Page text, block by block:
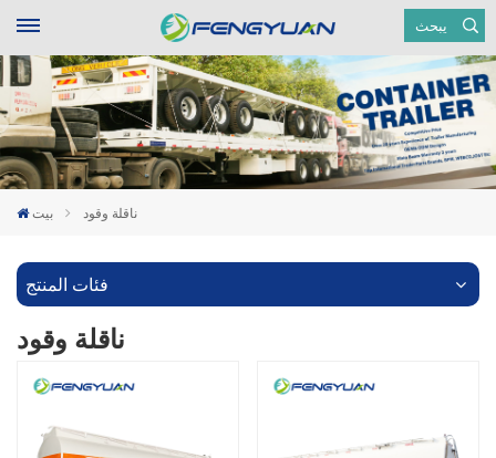
يبحث
بيت ناقلة وقود
فئات المنتج
ناقلة وقود